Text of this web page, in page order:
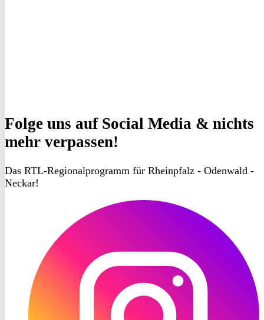
Folge uns auf Social Media & nichts
mehr verpassen!
Das RTL-Regionalprogramm für Rheinpfalz - Odenwald -
Neckar!
Instagram